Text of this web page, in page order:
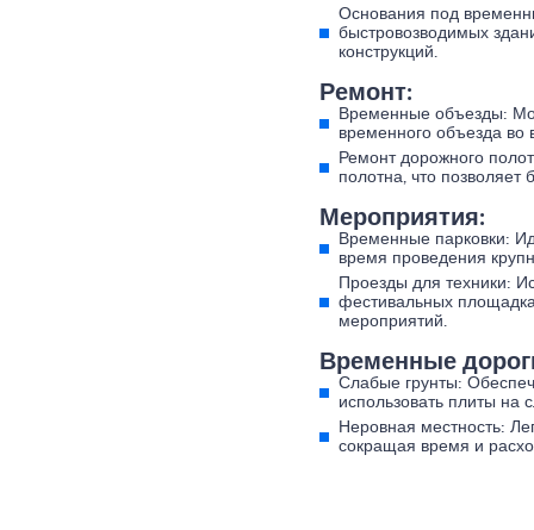
Основания под
быстровозводимых
конструкций.
Ремонт:
Временные объезды:
временного объезда во
Ремонт дорожного
полотна, что позволяет
Мероприятия:
Временные парковки:
время проведения
Проезды для техники:
фестивальных
мероприятий.
Временные
Слабые грунты:
использовать плиты на
Неровная местность:
сокращая время и